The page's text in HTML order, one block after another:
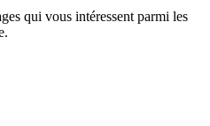
qui vous intéressent parmi les